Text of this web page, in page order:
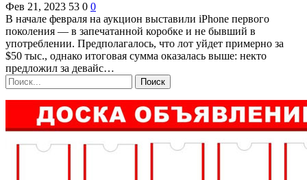
Фев 21, 2023 53 0 0
В начале февраля на аукцион выставили iPhone первого
поколения — в запечатанной коробке и не бывший в
употреблении. Предполагалось, что лот уйдет примерно за
$50 тыс., однако итоговая сумма оказалась выше: некто
предложил за девайс…